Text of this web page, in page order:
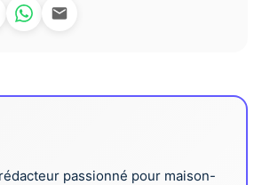
passionné pour maison-